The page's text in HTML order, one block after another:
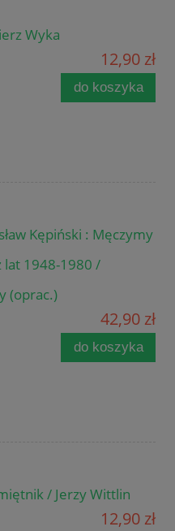
Wyka
12,90 zł
do koszyka
Kępiński : Męczymy
lat 1948-1980 /
(oprac.)
42,90 zł
do koszyka
/ Jerzy Wittlin
12,90 zł